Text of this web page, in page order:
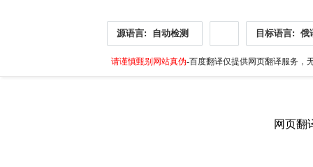
源语言: 自动检测 目标语言: 俄
请谨慎甄别网站真伪-百度翻译仅提供网页翻译服务，